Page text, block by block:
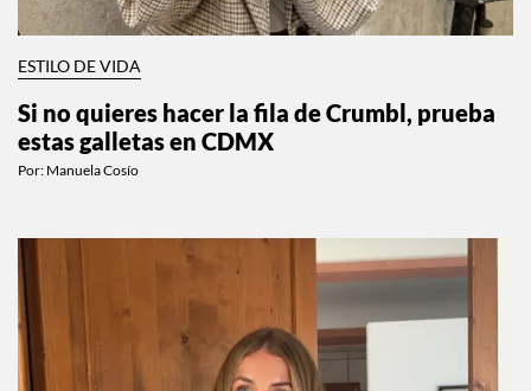
ESTILO DE VIDA
Si no quieres hacer la fila de Crumbl, prueba
estas galletas en CDMX
Por: Manuela Cosío